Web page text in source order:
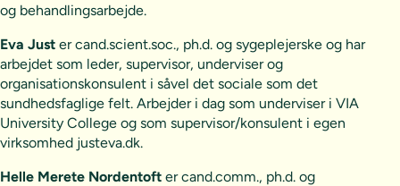
og behandlingsarbejde.
Eva Just er cand.scient.soc., ph.d. og sygeplejerske og har
arbejdet som leder, supervisor, underviser og
organisationskonsulent i såvel det sociale som det
sundhedsfaglige felt. Arbejder i dag som underviser i VIA
University College og som supervisor/konsulent i egen
virksomhed justeva.dk.
Helle Merete Nordentoft er cand.comm., ph.d. og